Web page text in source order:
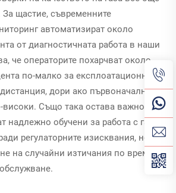
щастие, съвременните
автоматизират около
от диагностичната работа в наши
че операторите похарчват около
по-малко за експлоатационни
дори ако първоначалните
високи. Също така остава важно
надлежно обучени за работа с газ
регулаторните изисквания, но и
на случайни изтичания по време